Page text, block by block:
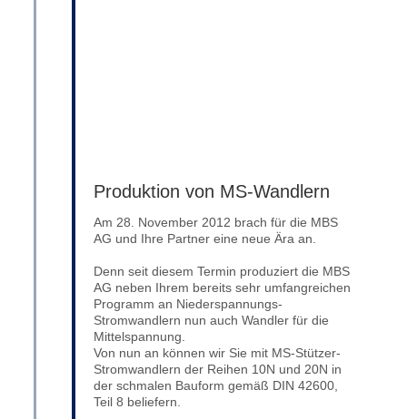
Produktion von MS-Wandlern
Am 28. November 2012 brach für die MBS
AG und Ihre Partner eine neue Ära an.
Denn seit diesem Termin produziert die MBS
AG neben Ihrem bereits sehr umfangreichen
Programm an Niederspannungs-
Stromwandlern nun auch Wandler für die
Mittelspannung.
Von nun an können wir Sie mit MS-Stützer-
Stromwandlern der Reihen 10N und 20N in
der schmalen Bauform gemäß DIN 42600,
Teil 8 beliefern.